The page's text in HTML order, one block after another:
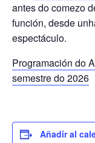
antes do comezo
función, desde
espectáculo.
Programación do
semestre do 2026
Añadir al